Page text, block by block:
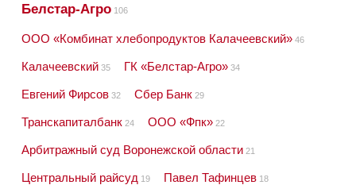
Белстар-Агро 106
ООО «Комбинат хлебопродуктов Калачеевский» 46
Калачеевский 35 ГК «Белстар-Агро» 34
Евгений Фирсов 32 Сбер Банк 29
Транскапиталбанк 24 ООО «Фпк» 22
Арбитражный суд Воронежской области 21
Центральный райсуд 19 Павел Тафинцев 18